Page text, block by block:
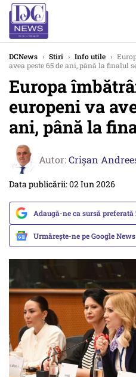
DCNews › Stiri › Info utile ›
avea peste 65 de ani, până la finalul
Europa
europeni va
ani, până la
Autor:Crişan
Data publicării: 02 Iun 2026
Adaugă-ne ca sursă preferată
Urmărește-ne pe Google News